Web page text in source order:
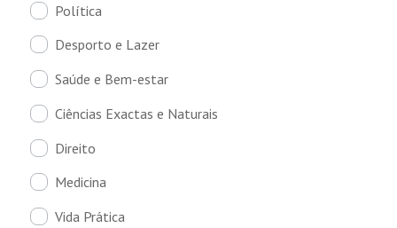
Política
Desporto e Lazer
Saúde e Bem-estar
Ciências Exactas e Naturais
Direito
Medicina
Vida Prática